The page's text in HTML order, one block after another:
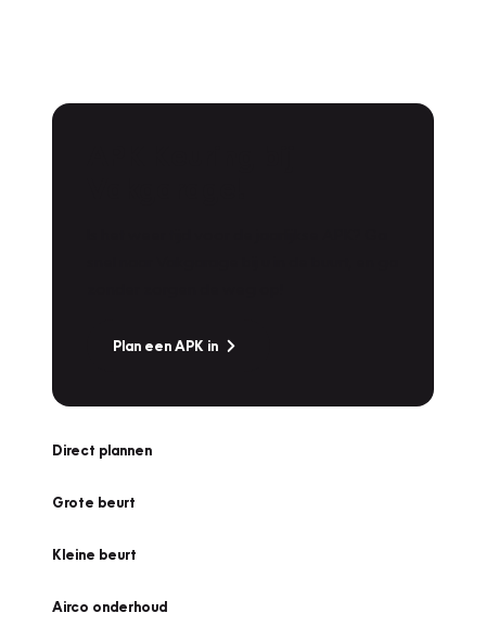
Plan een APK in
Direct plannen
Grote beurt
Kleine beurt
Airco onderhoud